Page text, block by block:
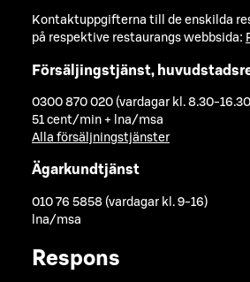
Kontaktuppgifterna till de enskilda
på respektive restaurangs webbsida:
Försäljingstjänst,
0300 870 020 (vardagar kl. 8.30-
51 cent/min + lna/msa
Alla försäljningstjänster
Ägarkundtjänst
010 76 5858 (vardagar kl. 9-16)
lna/msa
Respons